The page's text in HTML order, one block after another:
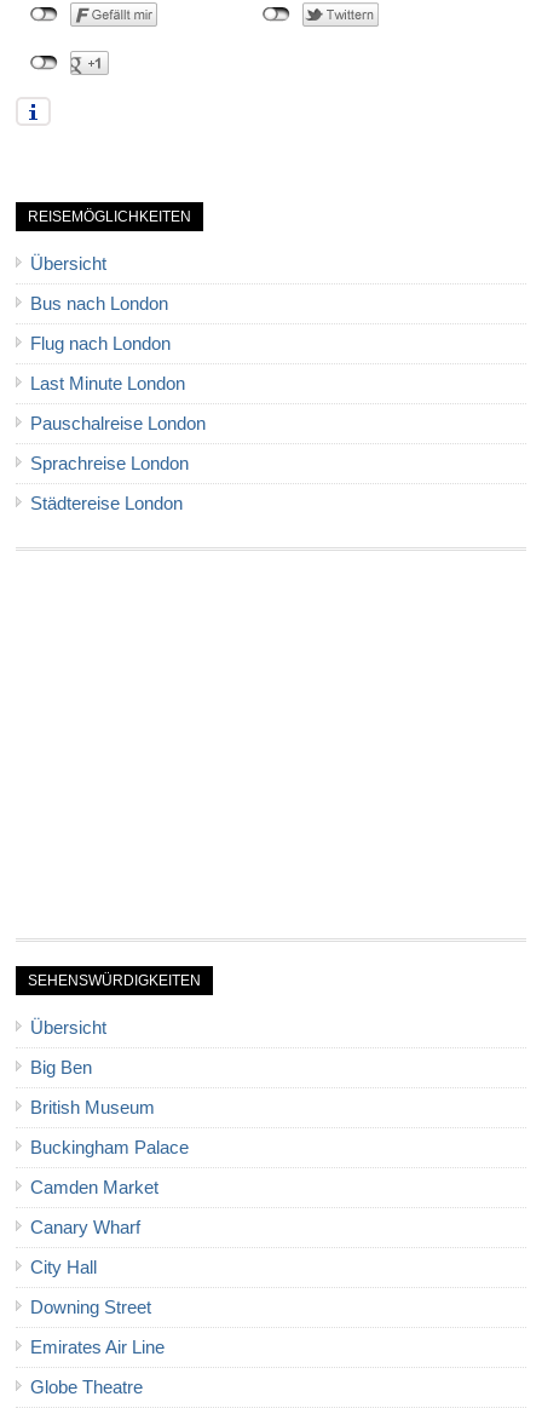
REISEMÖGLICHKEITEN
Übersicht
Bus nach London
Flug nach London
Last Minute London
Pauschalreise London
Sprachreise London
Städtereise London
SEHENSWÜRDIGKEITEN
Übersicht
Big Ben
British Museum
Buckingham Palace
Camden Market
Canary Wharf
City Hall
Downing Street
Emirates Air Line
Globe Theatre